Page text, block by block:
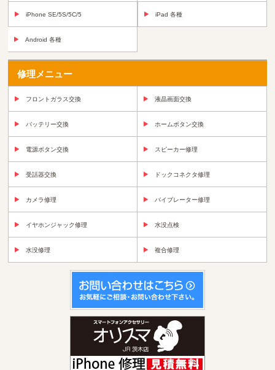
iPhone SE/5S/5C/5 iPad 各種
Android 各種
修理メニュー
フロントガラス交換 液晶画面交換
バッテリー交換 ホームボタン交換
電源ボタン交換 スピーカー修理
受話器交換 ドックコネクタ修理
カメラ修理 バイブレーター修理
イヤホンジャック修理 水没点検
水没修理 複合修理